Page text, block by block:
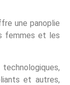
une panoplie
femmes et les
et autres,